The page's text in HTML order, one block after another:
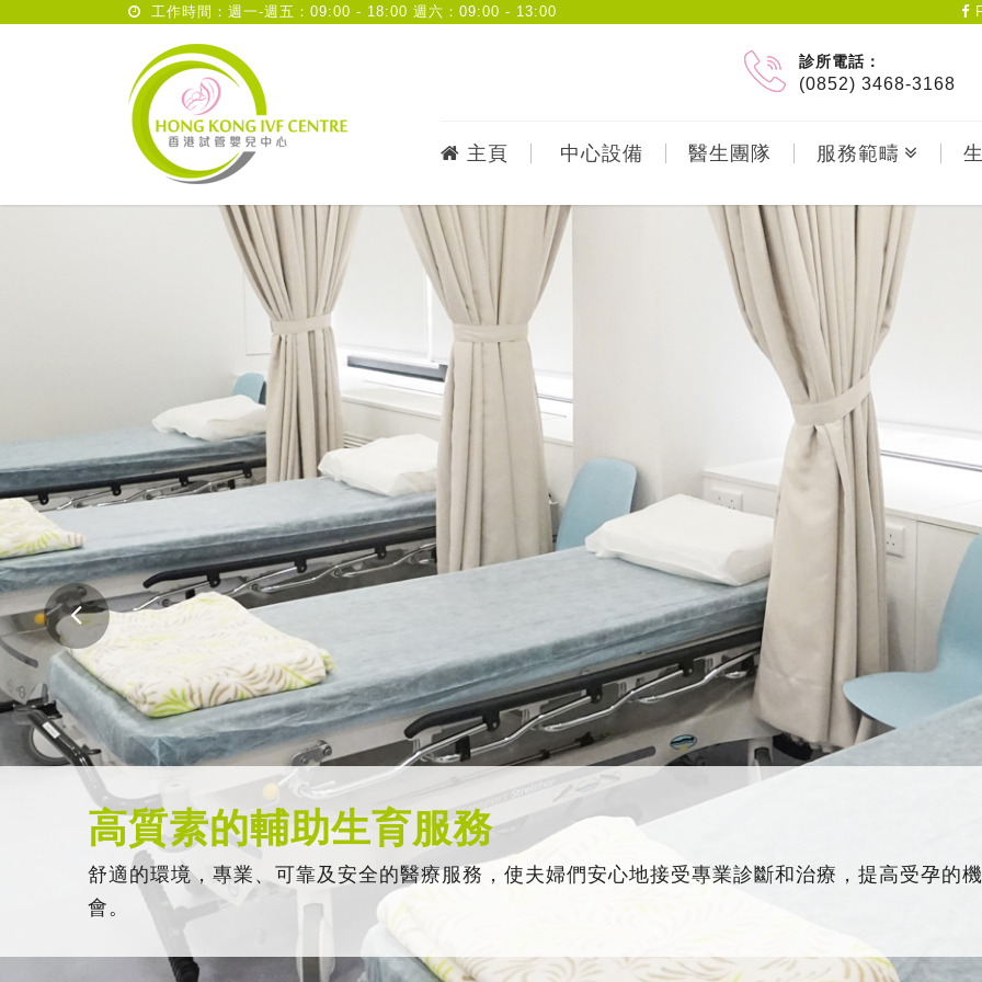
工作時間：週一-週五：09:00 - 18:00 週六：09:00 - 13:00
診所電話：
(0852) 3468-3168
主頁 中心設備 醫生團隊 服務範疇
高質素的輔助生育服務
舒適的環境，專業、可靠及安全的醫療服務，使夫婦們安心地接受專業診斷和治療，提高受孕的機
會。